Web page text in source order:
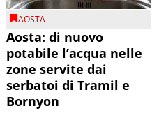
AOSTA
Aosta: di nuovo
potabile l’acqua nelle
zone servite dai
serbatoi di Tramil e
Bornyon